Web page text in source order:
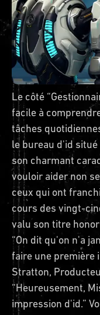
Le côté
facile à
tâches
le bureau d'id situé
son charmant
vouloir aider non
ceux qui ont
cours des vingt-
valu son titre
“On dit qu'on n'a
faire une première
Stratton,
“Heureusement,
impression d'id.”